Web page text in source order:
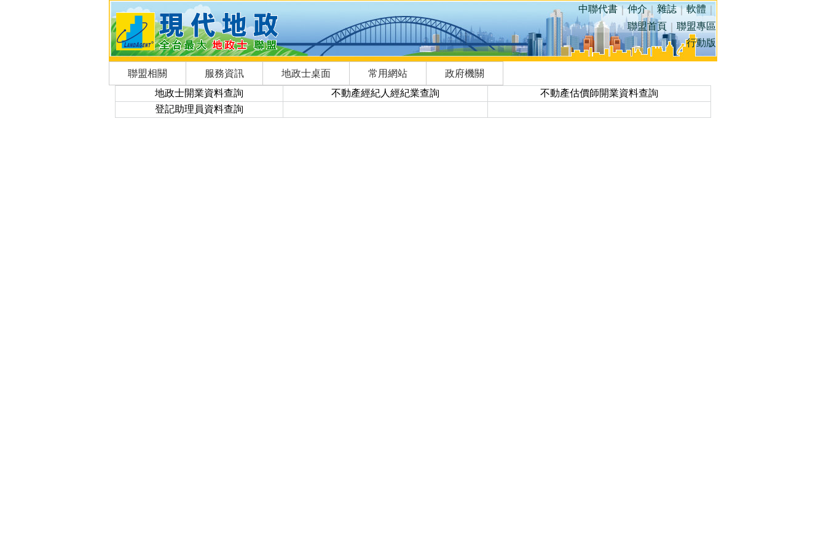
中聯代書｜仲介｜ 雜誌｜軟體
聯盟首頁
聯盟專區
行動版
聯盟相關 服務資訊 地政士桌面 常用網站 政府機關
地政士開業資料查詢 不動產經紀人經紀業查詢
不動產估價師開業資料查詢
登記助理員資料查詢